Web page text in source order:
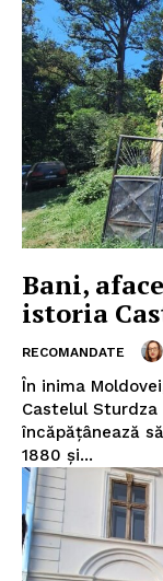
Bani,
istoria
RECOMANDATE
În inima
Castelul Sturdza
încăpățânează
1880 și...